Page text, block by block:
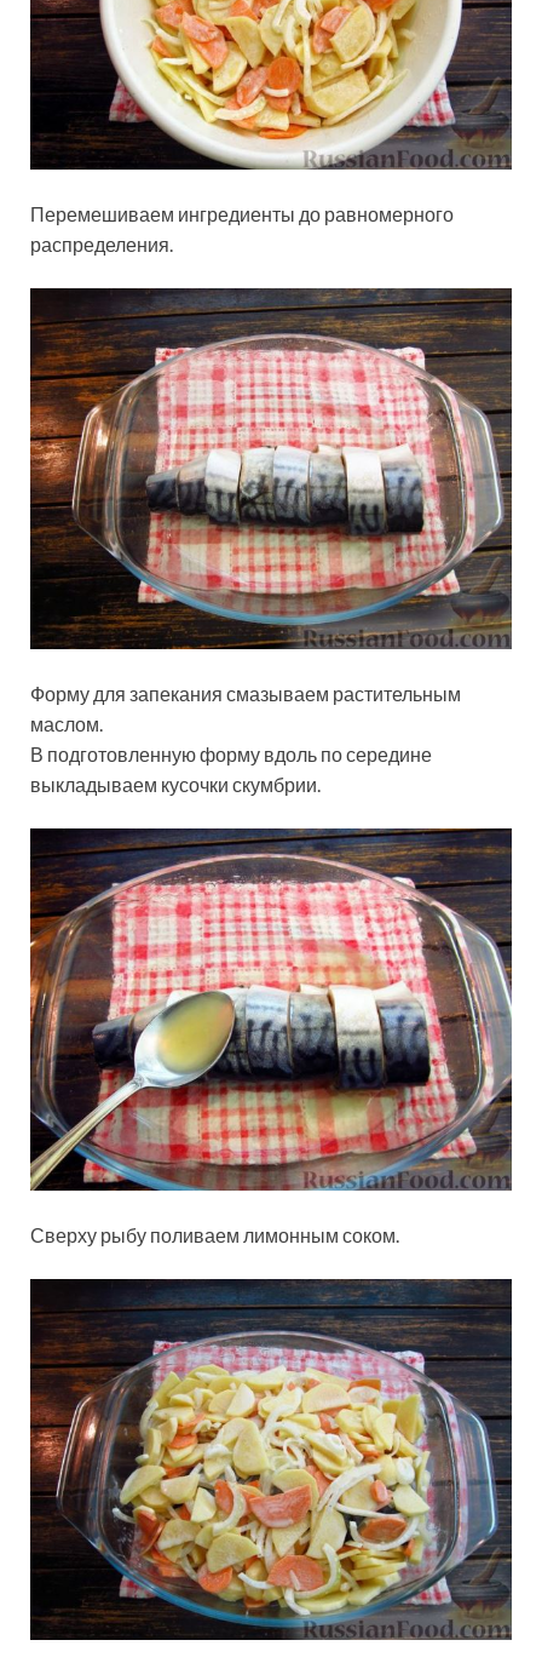
Перемешиваем ингредиенты до равномерного
распределения.
Форму для запекания смазываем растительным
маслом.
В подготовленную форму вдоль по середине
выкладываем кусочки скумбрии.
Сверху рыбу поливаем лимонным соком.